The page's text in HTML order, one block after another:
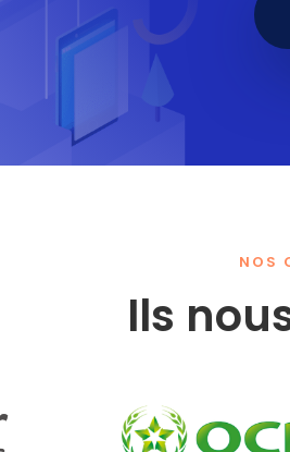
NOS
Ils